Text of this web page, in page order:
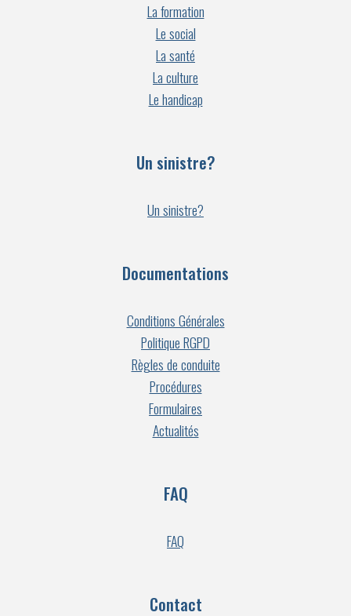
La formation
Le social
La santé
La culture
Le handicap
Un sinistre?
Un sinistre?
Documentations
Conditions Générales
Politique RGPD
Règles de conduite
Procédures
Formulaires
Actualités
FAQ
FAQ
Contact